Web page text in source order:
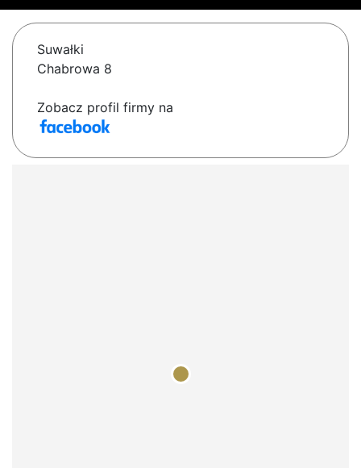
Suwałki
Chabrowa 8
Zobacz profil firmy na